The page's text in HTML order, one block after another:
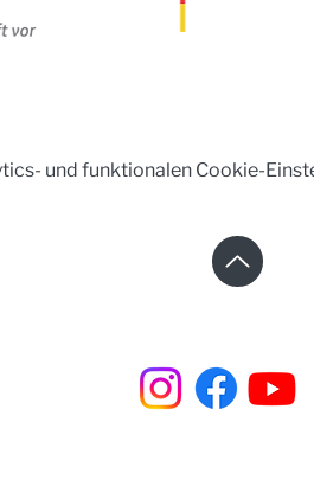
und funktionalen Cookie-